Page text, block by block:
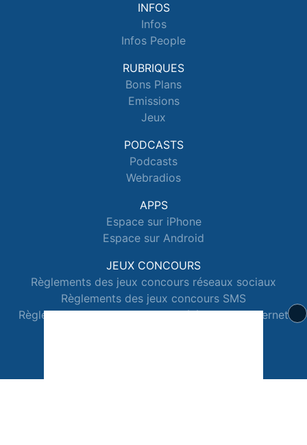
INFOS
Infos
Infos People
RUBRIQUES
Bons Plans
Emissions
Jeux
PODCASTS
Podcasts
Webradios
APPS
Espace sur iPhone
Espace sur Android
JEUX CONCOURS
Règlements des jeux concours réseaux sociaux
Règlements des jeux concours SMS
Règlements des jeux concours téléphone et internet